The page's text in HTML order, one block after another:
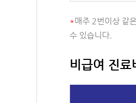
*매주 2번이상 같
수 있습니다.
비급여 진료